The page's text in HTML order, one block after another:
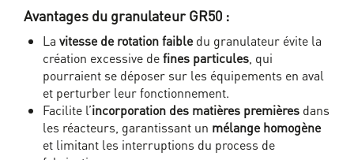
Avantages du granulateur GR50 :
La vitesse de rotation faibledu granulateur évite la
création excessive defines particules, qui
pourraient se déposer sur les équipements en aval
et perturber leur fonctionnement.
Facilite l’incorporation des matières premières dans
les réacteurs, garantissant un mélange homogène
et limitant les interruptions du process de